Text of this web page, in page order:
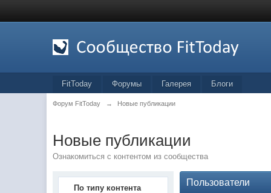
FitToday Форумы Галерея Блоги
Форум FitToday → Новые публикации
Новые публикации
Ознакомиться с контентом из сообщества
По типу контента
Пользователи